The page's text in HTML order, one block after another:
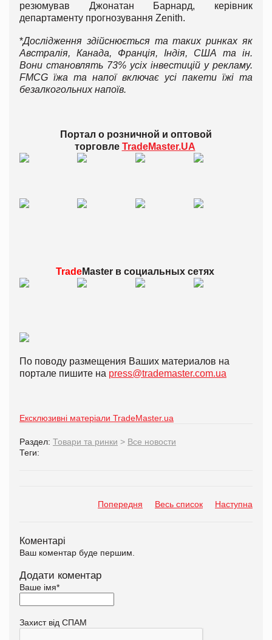
резюмував Джонатан Барнард, керівник
департаменту прогнозування Zenith.
*Дослідження здійснюється та таких ринках як
Австралія, Канада, Франція, Індія, США та ін.
Вони становлять 73% усіх інвестицій у рекламу.
FMCG їжа та напої включає усі пакети їжі та
безалкогольних напоїв.
Портал о розничной и оптовой
торговле TradeMaster.UA
TradeMaster всоциальных сетях
По поводу размещения Ваших материалов на
портале пишите на press@trademaster.com.ua
Ексклюзивні матеріали TradeMaster.ua
Раздел: Товари та ринки > Все новости
Теги:
Попередня Весь список Наступна
Коментарі
Ваш коментар буде першим.
Додати коментар
Ваше імя*
Захист від СПАМ